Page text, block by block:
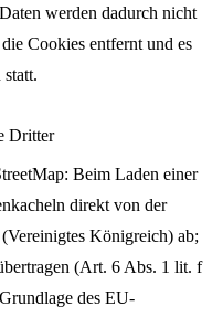
werden dadurch nicht
Cookies entfernt und es
Dritter
Beim Laden einer
direkt von der
Königreich) ab;
(Art. 6 Abs. 1 lit. f
des EU-